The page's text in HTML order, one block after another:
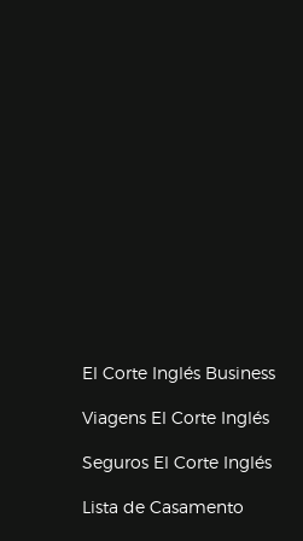
ventana)
El Corte Inglés Business
Viagens El Corte Inglés
Seguros El Corte Inglés
Lista de Casamento